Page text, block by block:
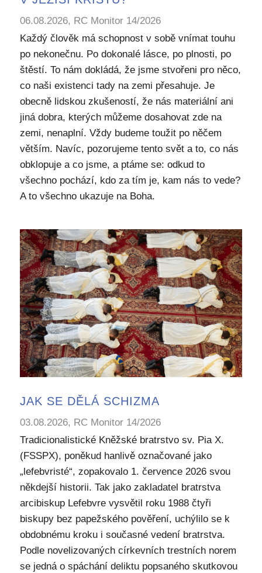
06.08.2026, RC Monitor 14/2026
Každý člověk má schopnost v sobě vnímat touhu
po nekonečnu. Po dokonalé lásce, po plnosti, po
štěstí. To nám dokládá, že jsme stvořeni pro něco,
co naši existenci tady na zemi přesahuje. Je
obecně lidskou zkušeností, že nás materiální ani
jiná dobra, kterých můžeme dosahovat zde na
zemi, nenaplní. Vždy budeme toužit po něčem
větším. Navíc, pozorujeme tento svět a to, co nás
obklopuje a co jsme, a ptáme se: odkud to
všechno pochází, kdo za tím je, kam nás to vede?
A to všechno ukazuje na Boha.
JAK SE DĚLÁ SCHIZMA
03.08.2026, RC Monitor 14/2026
Tradicionalistické Kněžské bratrstvo sv. Pia X.
(FSSPX), poněkud hanlivě označované jako
„lefebvristé“, zopakovalo 1. července 2026 svou
někdejší historii. Tak jako zakladatel bratrstva
arcibiskup Lefebvre vysvětil roku 1988 čtyři
biskupy bez papežského pověření, uchýlilo se k
obdobnému kroku i současné vedení bratrstva.
Podle novelizovaných církevních trestních norem
se jedná o spáchání deliktu popsaného skutkovou